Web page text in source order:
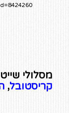
מסלולי
קריסטובל,